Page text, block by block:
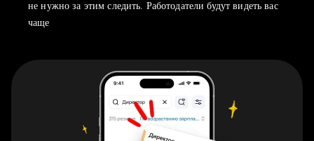
не нужно за этим следить. Работодатели будут видеть вас
чаще